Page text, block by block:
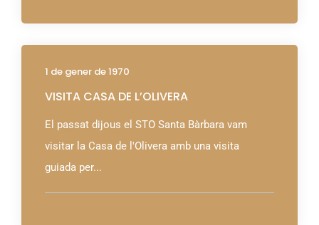
1 de gener de 1970
VISITA CASA DE L’OLIVERA
El passat dijous el STO Santa Bàrbara vam
visitar la Casa de l'Olivera amb una visita
guiada per...